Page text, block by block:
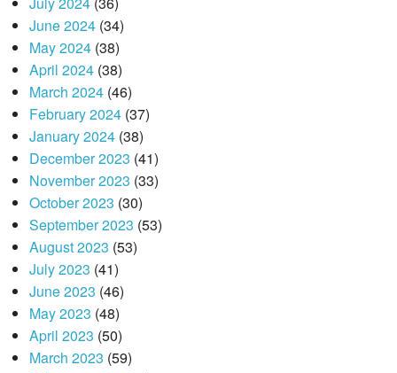
June 2024(34)
May 2024(38)
April 2024(38)
March 2024(46)
February 2024(37)
January 2024(38)
December 2023 (41)
November 2023 (33)
October 2023 (30)
September 2023 (53)
August 2023 (53)
July 2023 (41)
June 2023 (46)
May 2023 (48)
April 2023 (50)
March 2023 (59)